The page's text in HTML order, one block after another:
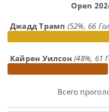
Open
Джадд Трамп (52%, 66
Кайрен Уилсон (48%, 61
Всего